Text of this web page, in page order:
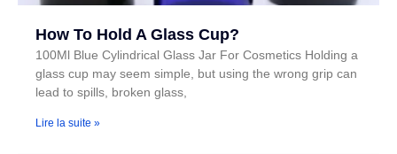
How To Hold A Glass Cup?
100Ml Blue Cylindrical Glass Jar For Cosmetics Holding a
glass cup may seem simple, but using the wrong grip can
lead to spills, broken glass,
Lire la suite »